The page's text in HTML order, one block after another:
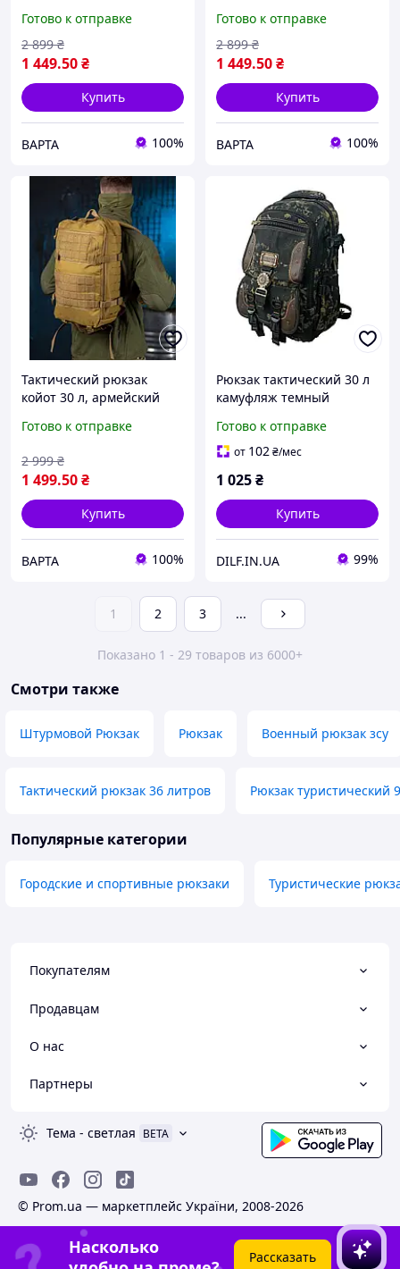
шлема, армейский
рюкзак олива
Готово к отправке
1 449.50₴
2 899 ₴
Купить
ВАРТА 100%
штурмовой рюкзак койот
Готово к отправке
1 449.50₴
2 899 ₴
Купить
ВАРТА 100%
Тактический рюкзак
койот 30 л, армейский
штурмовой рюкзак койот
Готово к отправке
1 499.50₴
2 999 ₴
Купить
ВАРТА 100%
Рюкзак тактический 30 л
камуфляж темный
Готово к отправке
от 102₴/мес
1 025₴
Купить
DILF.IN.UA 99%
1 2 3 ...
Показано 1 - 29 товаров из 6000+
Смотри также
Штурмовой Рюкзак Рюкзак Военный рюкзак зсу
Тактический рюкзак 36 литров Рюкзак туристический
Популярные категории
Городские и спортивные рюкзаки Туристические
Покупателям
Продавцам
О нас
Партнеры
Тема - светлая BETA
© Prom.ua — маркетплейс України, 2008-2026
Насколько
Рассказать